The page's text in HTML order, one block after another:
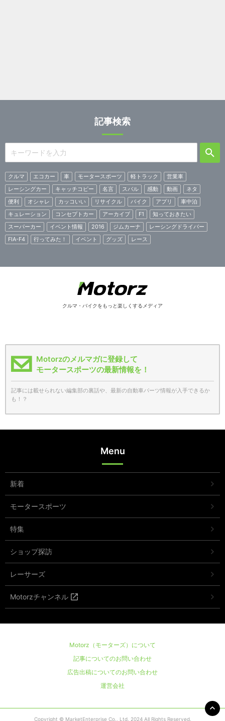
記事検索
クルマ エコカー 車 モータースポーツ 軽トラック
営業車
レーシングカー
キャッチコピー 名言 スバル 感動 動画
ネタ
便利
オシャレ カッコいい リサイクル バイク アプリ
車中泊
キュレーション
コンセプトカー アーカイブ F1
知っておきたい
スーパーカー
イベント情報 2016 ジムカーナ
レーシングドライバー
FIA-F4
行ってみた！ イベント グッズ レース
クルマ・バイクをもっと楽しくするメディア
Motorzのメルマガに登録して
モータースポーツの最新情報を！
記事には載せられない編集部の裏話や、最新の自動車パーツ情報が入手できるか
も！？
Menu
新着
モータースポーツ
特集
ショップ探訪
レーサーズ
Motorzチャンネル
Motorz（モーターズ）について
記事についてのお問い合わせ
広告出稿についてのお問い合わせ
運営会社
Copyright © MarketEnterprise Co., Ltd. 2024 All Rights Reserved.